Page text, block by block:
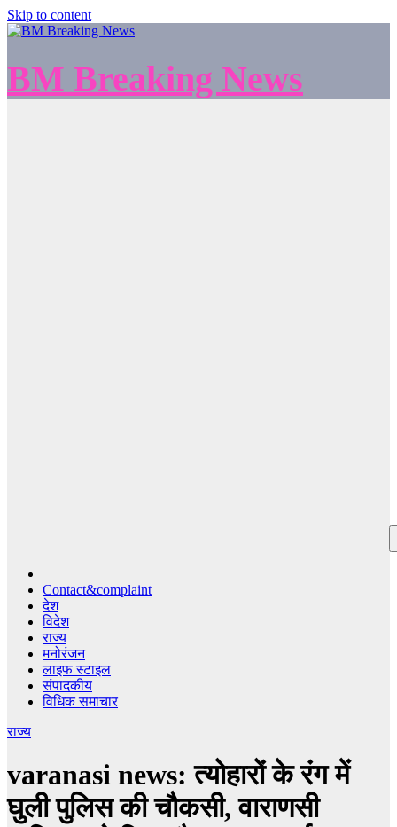
Skip to content
BM Breaking News
Contact&complaint
देश
विदेश
राज्य
मनोरंजन
लाइफ स्टाइल
संपादकीय
विधिक समाचार
राज्य
varanasi news: त्योहारों के रंग में
घुली पुलिस की चौकसी, वाराणसी